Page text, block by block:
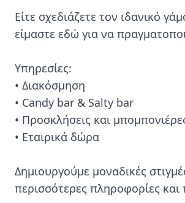
Είτε σχεδιάζετε τον ιδανικό
είμαστε εδώ για να
Υπηρεσίες:
• Διακόσμηση
• Candy bar & Salty bar
• Προσκλήσεις και
• Εταιρικά δώρα
Δημιουργούμε μοναδικές
περισσότερες πληροφορίες